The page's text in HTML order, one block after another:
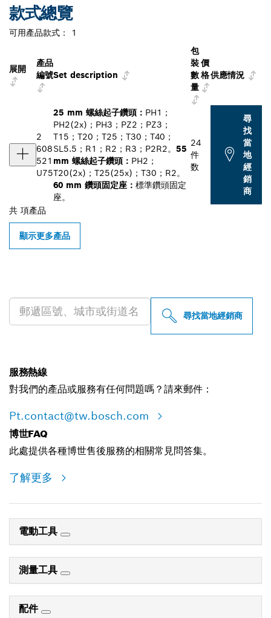
款式總覽
可用產品款式： 1
展開
產品
編號Set description
包
裝
數
量
價
格供應情況
2
608
521
U75
25 mm 螺絲起子鑽頭： PH1；
PH2(2x)；PH3；PZ2；PZ3；
T15；T20；T25；T30；T40；
SL5.5；R1；R2；R3；P2R2。 55
mm 螺絲起子鑽頭： PH2；
T20(2x)；T25(25x)；T30；R2。
60 mm 鑽頭固定座： 標準鑽頭固定
座。
24
件
数
尋
找
當
地
經
銷
商
共 項產品
顯示更多產品
尋找當地經銷商
服務熱線
對我們的產品或服務有任何問題嗎？請來郵件：
Pt.contact@tw.bosch.com
博世FAQ
此處提供各種博世售後服務的相關常見問答集。
了解更多
電動工具
測量工具
配件